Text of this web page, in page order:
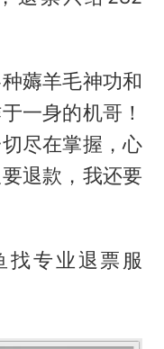
薅羊毛神功和
一身的机哥！
尽在掌握，心
退款，我还要
找专业退票服